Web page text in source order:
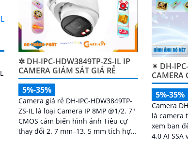
✲ DH-IPC-HDW3849TP-ZS-IL IP
CAMERA GIÁM SÁT GIÁ RẺ
5%-35%
Camera giá rẻ DH-IPC-HDW3849TP-
ZS-IL là loại Camera IP 8MP @1/2. 7"
CMOS cảm biến hình ảnh Tiêu cự
thay đổi 2. 7 mm–13. 5 mm tích hợp
✴ DH-
CAMERA
5%-35%
Camera
là camera
xem ban
4.0 AI